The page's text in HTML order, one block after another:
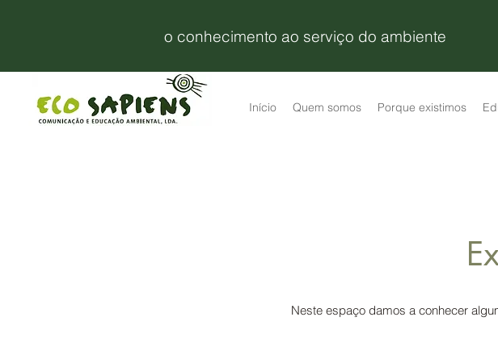
o conhecimento ao serviço do ambiente
Início Quem somos Porque existimos
Neste espaço damos a conhecer